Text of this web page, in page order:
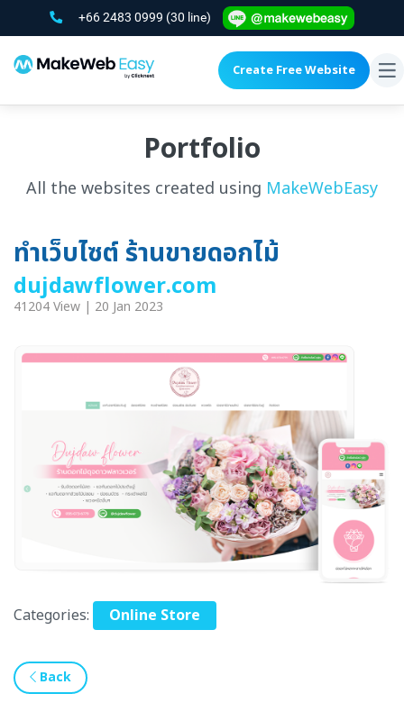
+66 2483 0999 (30 line)
Create Free Website
Portfolio
All the websites created using MakeWebEasy
ทำเว็บไซต์ ร้านขายดอกไม้
dujdawflower.com
41204 View | 20 Jan 2023
Categories: Online Store
Back